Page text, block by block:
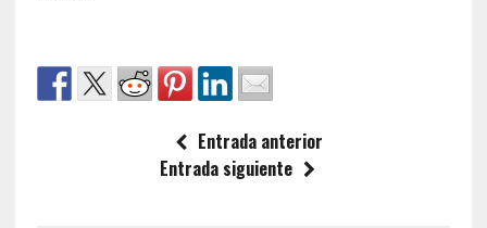
Entrada anterior
Entrada siguiente